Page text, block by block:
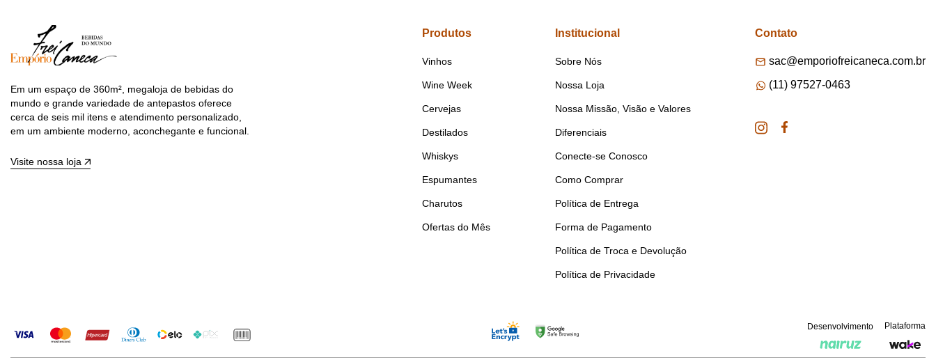
Em um espaço de 360m², megaloja de bebidas do
mundo e grande variedade de antepastos oferece
cerca de seis mil itens e atendimento personalizado,
em um ambiente moderno, aconchegante e funcional.
Visite nossa loja
Produtos
Vinhos
Wine Week
Cervejas
Destilados
Whiskys
Espumantes
Charutos
Ofertas do Mês
Institucional
Sobre Nós
Nossa Loja
Nossa Missão, Visão e Valores
Diferenciais
Conecte-se Conosco
Como Comprar
Política de Entrega
Forma de Pagamento
Política de Troca e Devolução
Política de Privacidade
Contato
sac@emporiofreicaneca.com.br
(11) 97527-0463
Desenvolvimento Plataforma